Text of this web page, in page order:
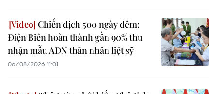
Chiến dịch 500 ngày đêm:
Điện Biên hoàn thành gần 90% thu
nhận mẫu ADN thân nhân liệt sỹ
06/08/2026 11:01